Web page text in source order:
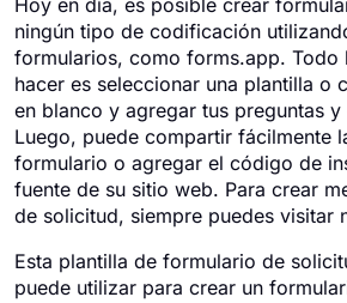
Hoy en día, es posible crear
ningún tipo de codificación
formularios, como forms.app. Todo
hacer es seleccionar una plantilla o
en blanco y agregar tus preguntas
Luego, puede compartir fácilmente
formulario o agregar el código de
fuente de su sitio web. Para crear
de solicitud, siempre puedes visitar
Esta plantilla de formulario de
puede utilizar para crear un